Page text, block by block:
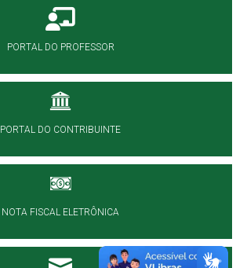
PORTAL DO PROFESSOR
PORTAL DO CONTRIBUINTE
NOTA FISCAL ELETRÔNICA